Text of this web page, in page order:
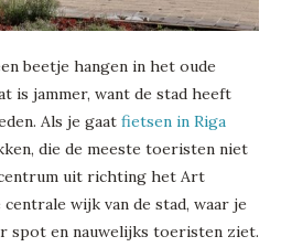
beetje hangen in het oude
is jammer, want de stad heeft
Als je gaat fietsen in Riga
die de meeste toeristen niet
uit richting het Art
wijk van de stad, waar je
spot en nauwelijks toeristen ziet.